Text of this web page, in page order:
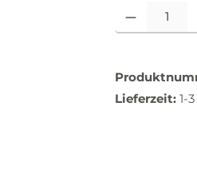
Produkt
Lieferzeit: 1-